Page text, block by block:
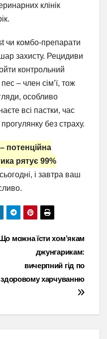
клінік
чи комбо-препарати
захисту. Рецидиви
контрольний
– член сім’ї, тож
особливо
всі пастки, час
без страху.
потенційна
рятує 99%
і завтра ваш
можна їсти хом’якам
джунгарикам:
вичерпний гід по
здоровому харчуванню